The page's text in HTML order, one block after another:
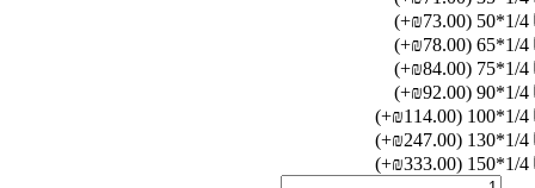
1/4*50
(₪73.00+)
1/4*65
(₪78.00+)
1/4*75
(₪84.00+)
1/4*90
(₪92.00+)
1/4*100
(₪114.00+)
1/4*130
(₪247.00+)
1/4*150
(₪333.00+)